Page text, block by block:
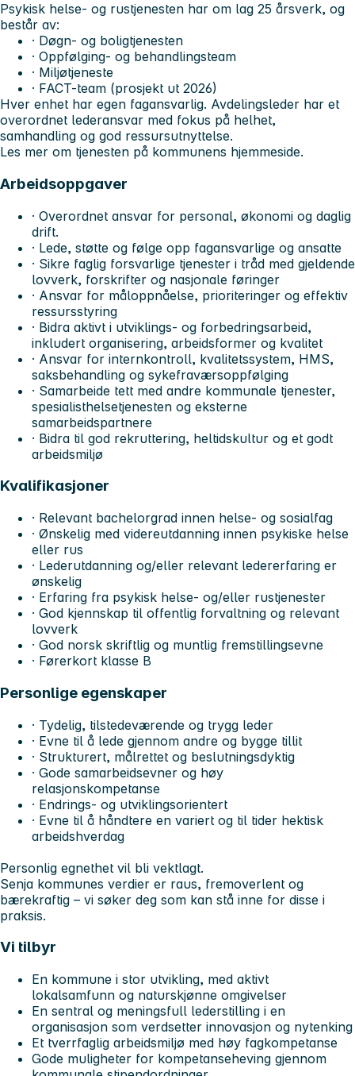
Psykisk helse- og rustjenesten har om lag 25 årsverk, og
består av:
· Døgn- og boligtjenesten
· Oppfølging- og behandlingsteam
· Miljøtjeneste
· FACT-team (prosjekt ut 2026)
Hver enhet har egen fagansvarlig. Avdelingsleder har et
overordnet lederansvar med fokus på helhet,
samhandling og god ressursutnyttelse.
Les mer om tjenesten på kommunens hjemmeside.
Arbeidsoppgaver
· Overordnet ansvar for personal, økonomi og daglig
drift.
· Lede, støtte og følge opp fagansvarlige og ansatte
· Sikre faglig forsvarlige tjenester i tråd med gjeldende
lovverk, forskrifter og nasjonale føringer
· Ansvar for måloppnåelse, prioriteringer og effektiv
ressursstyring
· Bidra aktivt i utviklings- og forbedringsarbeid,
inkludert organisering, arbeidsformer og kvalitet
· Ansvar for internkontroll, kvalitetssystem, HMS,
saksbehandling og sykefraværsoppfølging
· Samarbeide tett med andre kommunale tjenester,
spesialisthelsetjenesten og eksterne
samarbeidspartnere
· Bidra til god rekruttering, heltidskultur og et godt
arbeidsmiljø
Kvalifikasjoner
· Relevant bachelorgrad innen helse- og sosialfag
· Ønskelig med videreutdanning innen psykiske helse
eller rus
· Lederutdanning og/eller relevant ledererfaring er
ønskelig
· Erfaring fra psykisk helse- og/eller rustjenester
· God kjennskap til offentlig forvaltning og relevant
lovverk
· God norsk skriftlig og muntlig fremstillingsevne
· Førerkort klasse B
Personlige egenskaper
· Tydelig, tilstedeværende og trygg leder
· Evne til å lede gjennom andre og bygge tillit
· Strukturert, målrettet og beslutningsdyktig
· Gode samarbeidsevner og høy
relasjonskompetanse
· Endrings- og utviklingsorientert
· Evne til å håndtere en variert og til tider hektisk
arbeidshverdag
Personlig egnethet vil bli vektlagt.
Senja kommunes verdier er raus, fremoverlent og
bærekraftig – vi søker deg som kan stå inne for disse i
praksis.
Vi tilbyr
En kommune i stor utvikling, med aktivt
lokalsamfunn og naturskjønne omgivelser
En sentral og meningsfull lederstilling i en
organisasjon som verdsetter innovasjon og nytenking
Et tverrfaglig arbeidsmiljø med høy fagkompetanse
Gode muligheter for kompetanseheving gjennom